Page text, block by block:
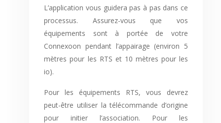
L’application vous guidera pas à pas dans ce
processus. Assurez-vous que vos
équipements sont à portée de votre
Connexoon pendant l’appairage (environ 5
mètres pour les RTS et 10 mètres pour les
io).
Pour les équipements RTS, vous devrez
peut-être utiliser la télécommande d’origine
pour initier l’association. Pour les